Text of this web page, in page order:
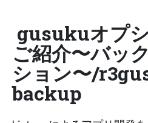
gusukuオプ
ご紹介〜バッ
ション〜/
backup